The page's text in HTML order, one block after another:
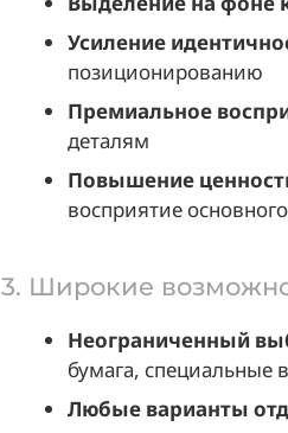
Усиление
позиционированию
Премиальное
деталям
Повышение
восприятие
3. Широкие
Неограниченный
бумага, специальные
Любые варианты